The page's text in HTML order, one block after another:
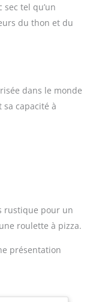
sec tel qu’un
du thon et du
dans le monde
capacité à
rustique pour un
roulette à pizza.
présentation